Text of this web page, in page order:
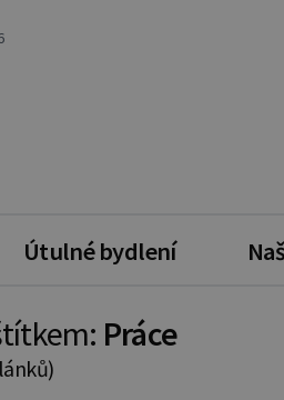
Útulné bydlení
Práce